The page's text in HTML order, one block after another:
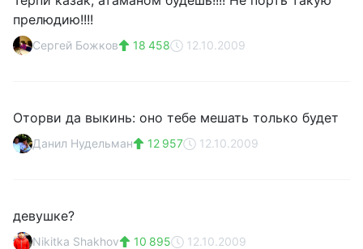
прелюдию!!!!
Сергей Божков 18 458 12.10.2009
Оторви да выкинь: оно тебе мешать только будет
Данил Нудельман 12 957 12.10.2009
девушке?
Nikitka Shakhov 10 895 12.10.2009